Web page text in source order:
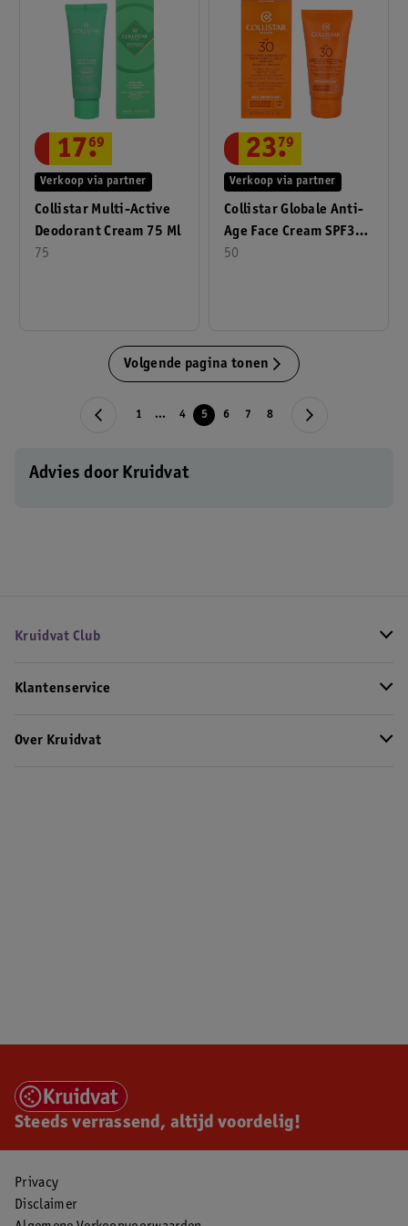
Collistar Multi-Active
Deodorant Cream 75 Ml
75
Verkoop via partner
17.
69
Collistar Globale Anti-
Age Face Cream SPF30
50ml
50
Verkoop via partner
23.
79
Volgende pagina tonen
1 ... 4 5 6 7 8
Advies door Kruidvat
Kruidvat Club
Klantenservice
Over Kruidvat
Steeds verrassend, altijd voordelig!
Privacy
Disclaimer